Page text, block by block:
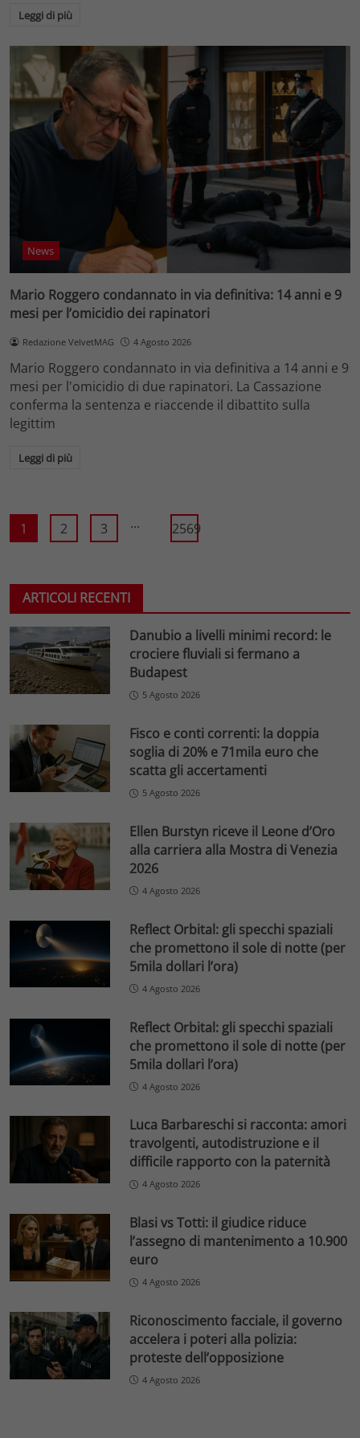
Leggi di più
News
Mario Roggero condannato in via definitiva: 14 anni e 9
mesi per l’omicidio dei rapinatori
Redazione VelvetMAG 4 Agosto 2026
Mario Roggero condannato in via definitiva a 14 anni e 9
mesi per l'omicidio di due rapinatori. La Cassazione
conferma la sentenza e riaccende il dibattito sulla
legittim
Leggi di più
1 2 3 ... 2569
ARTICOLI RECENTI
Danubio a livelli minimi record: le
crociere fluviali si fermano a
Budapest
5 Agosto 2026
Fisco e conti correnti: la doppia
soglia di 20% e 71mila euro che
scatta gli accertamenti
5 Agosto 2026
Ellen Burstyn riceve il Leone d’Oro
alla carriera alla Mostra di Venezia
2026
4 Agosto 2026
Reflect Orbital: gli specchi spaziali
che promettono il sole di notte (per
5mila dollari l’ora)
4 Agosto 2026
Reflect Orbital: gli specchi spaziali
che promettono il sole di notte (per
5mila dollari l’ora)
4 Agosto 2026
Luca Barbareschi si racconta: amori
travolgenti, autodistruzione e il
difficile rapporto con la paternità
4 Agosto 2026
Blasi vs Totti: il giudice riduce
l’assegno di mantenimento a 10.900
euro
4 Agosto 2026
Riconoscimento facciale, il governo
accelera i poteri alla polizia:
proteste dell’opposizione
4 Agosto 2026